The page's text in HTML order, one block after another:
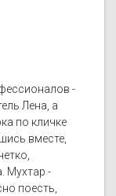
-
Лена, а
по кличке
вместе,
Мухтар -
поесть,